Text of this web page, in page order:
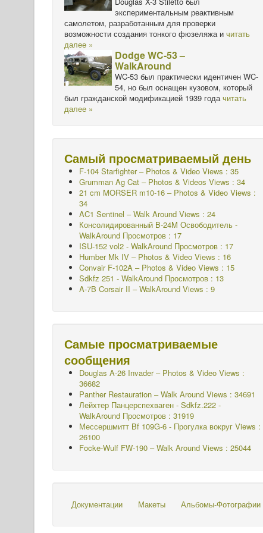
экспериментальным реактивным
самолетом, разработанным для проверки
возможности создания тонкого фюзеляжа и читать
далее »
Dodge WC-53 –
WalkAround
WC-53 был практически идентичен WC-
54, но был оснащен кузовом, который
был гражданской модификацией 1939 годачитать
далее »
Самый просматриваемый день
F-104 Starfighter – Photos & Video Views : 35
Grumman Ag Cat – Photos & Videos Views : 34
21 cm MORSER m10-16 – Photos & Video Views :
34
AC1 Sentinel – Walk Around Views : 24
Консолидированный B-24M Освободитель -
WalkAround Просмотров : 17
ISU-152 vol2 - WalkAround Просмотров : 17
Humber Mk IV – Photos & Video Views : 16
Convair F-102A – Photos & Video Views : 15
Sdkfz 251 - WalkAround Просмотров : 13
A-7B Corsair II – WalkAround Views : 9
Самые просматриваемые
сообщения
Douglas A-26 Invader – Photos & Video Views :
36682
Panther Restauration – Walk Around Views : 34691
Лейхтер Панцерспехваген - Sdkfz.222 -
WalkAround Просмотров : 31919
Мессершмитт Bf 109G-6 - Прогулка вокруг Views :
26100
Focke-Wulf FW-190 – Walk Around Views : 25044
Документации Макеты Альбомы-Фотографии